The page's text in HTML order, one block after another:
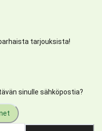
tarjouksista!
sinulle sähköpostia?